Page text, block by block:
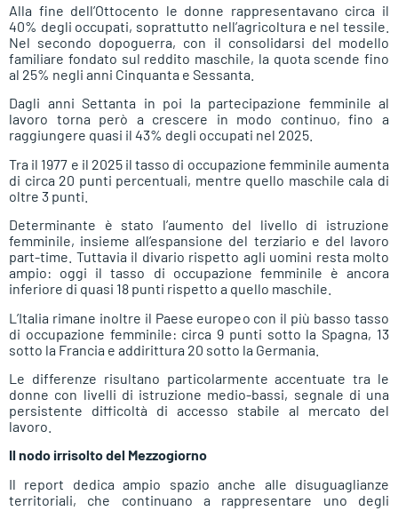
Alla fine dell’Ottocento le donne rappresentavano circa il
40% degli occupati, soprattutto nell’agricoltura e nel tessile.
Nel secondo dopoguerra, con il consolidarsi del modello
familiare fondato sul reddito maschile, la quota scende fino
al 25% negli anni Cinquanta e Sessanta.
Dagli anni Settanta in poi la partecipazione femminile al
lavoro torna però a crescere in modo continuo, fino a
raggiungere quasi il 43% degli occupati nel 2025.
Tra il 1977 e il 2025 il tasso di occupazione femminile aumenta
di circa 20 punti percentuali, mentre quello maschile cala di
oltre 3 punti.
Determinante è stato l’aumento del livello di istruzione
femminile, insieme all’espansione del terziario e del lavoro
part-time. Tuttavia il divario rispetto agli uomini resta molto
ampio: oggi il tasso di occupazione femminile è ancora
inferiore di quasi 18 punti rispetto a quello maschile.
L’Italia rimane inoltre il Paese europeo con il più basso tasso
di occupazione femminile: circa 9 punti sotto la Spagna, 13
sotto la Francia e addirittura 20 sotto la Germania.
Le differenze risultano particolarmente accentuate tra le
donne con livelli di istruzione medio-bassi, segnale di una
persistente difficoltà di accesso stabile al mercato del
lavoro.
Il nodo irrisolto del Mezzogiorno
Il report dedica ampio spazio anche alle disuguaglianze
territoriali, che continuano a rappresentare uno degli